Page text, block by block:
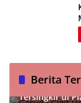
Berita
Garuda Gigit
Tersingkir di